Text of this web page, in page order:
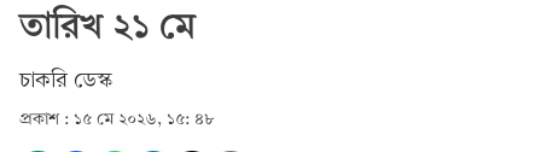
তারিখ ২১ মে
চাকরি ডেস্ক
প্রকাশ : ১৫ মে ২০২৬, ১৫: ৪৮